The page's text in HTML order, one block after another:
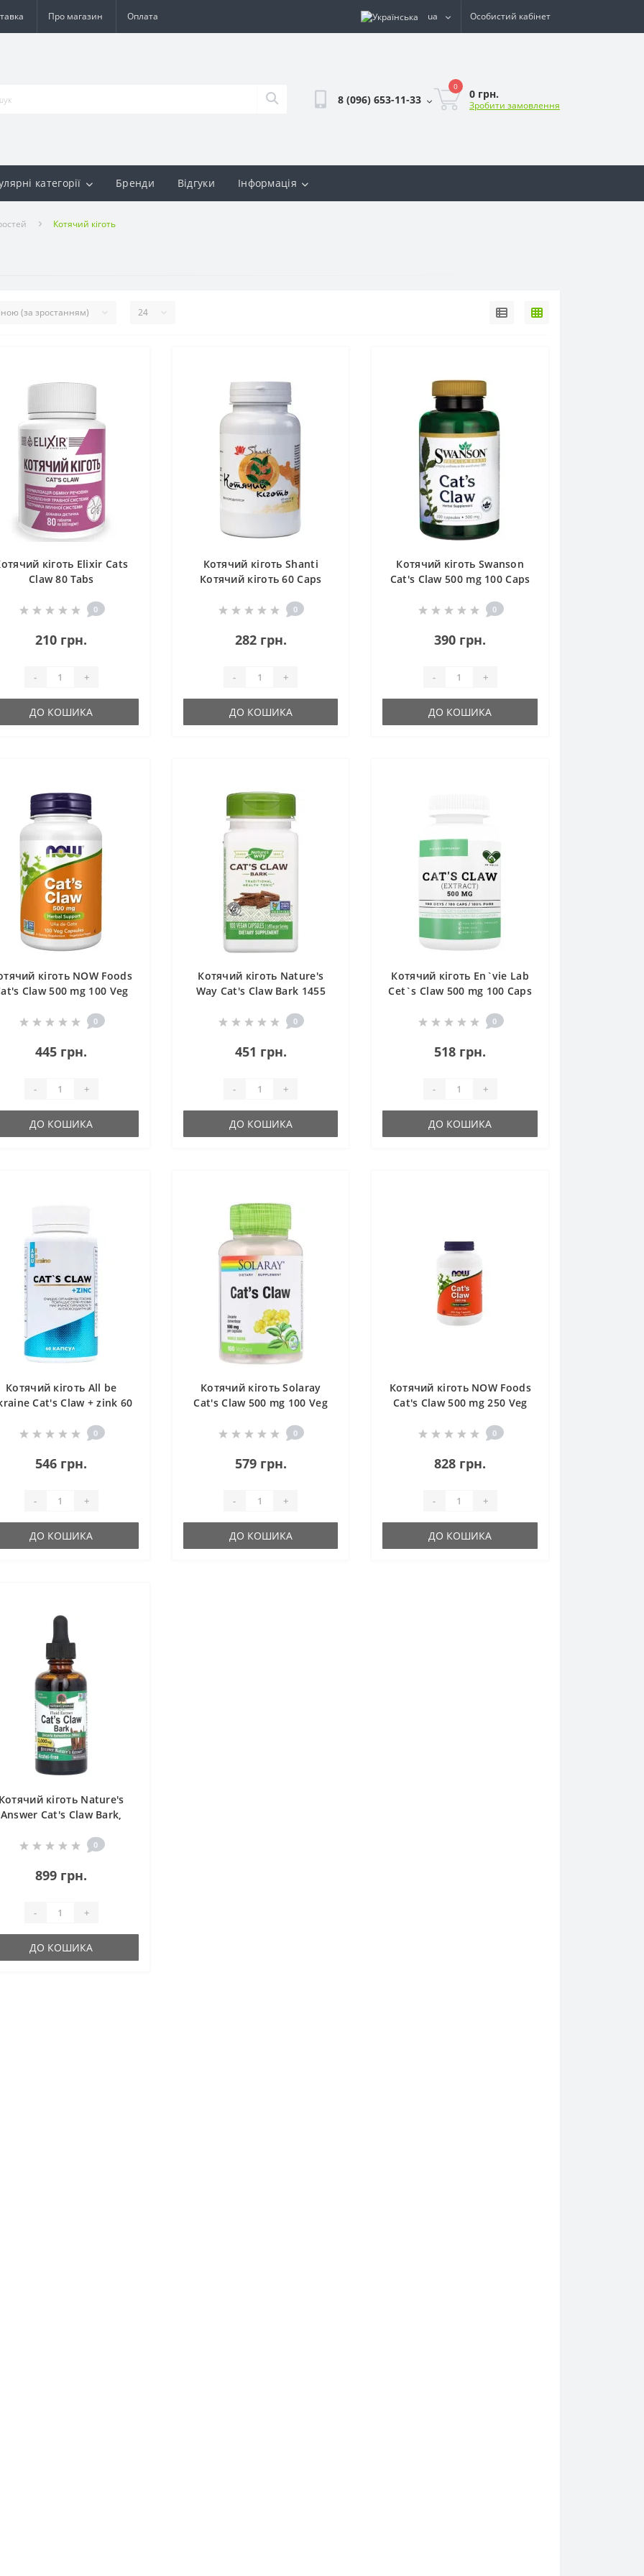
Про магазин Оплата ua Особистий кабінет
8 (096) 653-11-33
0
0 грн.
Зробити замовлення
категорії Бренди Відгуки Інформація
Котячий кіготь
кіготь Elixir Cats
Claw 80 Tabs
0
210 грн.
- +
ДО КОШИКА
Котячий кіготь Shanti
Котячий кіготь 60 Caps
0
282 грн.
- +
ДО КОШИКА
Котячий кіготь Swanson
Cat's Claw 500 mg 100 Caps
0
390 грн.
- +
ДО КОШИКА
кіготь NOW Foods
Claw 500 mg 100 Veg
0
445 грн.
- +
ДО КОШИКА
Котячий кіготь Nature's
Way Cat's Claw Bark 1455
0
451 грн.
- +
ДО КОШИКА
Котячий кіготь En`vie Lab
Cet`s Claw 500 mg 100 Caps
0
518 грн.
- +
ДО КОШИКА
Котячий кіготь All be
Cat's Claw + zink 60
0
546 грн.
- +
ДО КОШИКА
Котячий кіготь Solaray
Cat's Claw 500 mg 100 Veg
0
579 грн.
- +
ДО КОШИКА
Котячий кіготь NOW Foods
Cat's Claw 500 mg 250 Veg
0
828 грн.
- +
ДО КОШИКА
Котячий кіготь Nature's
Answer Cat's Claw Bark,
/30 servings/0
899 грн.
- +
ДО КОШИКА